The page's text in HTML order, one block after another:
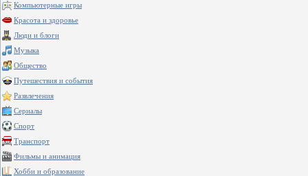
Компьютерные игры
Красота и здоровье
Люди и блоги
Музыка
Общество
Путешествия и события
Развлечения
Сериалы
Спорт
Транспорт
Фильмы и анимация
Хобби и образование